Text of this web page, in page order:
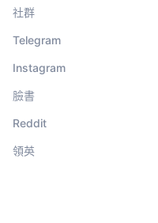
社群
Telegram
Instagram
臉書
Reddit
領英